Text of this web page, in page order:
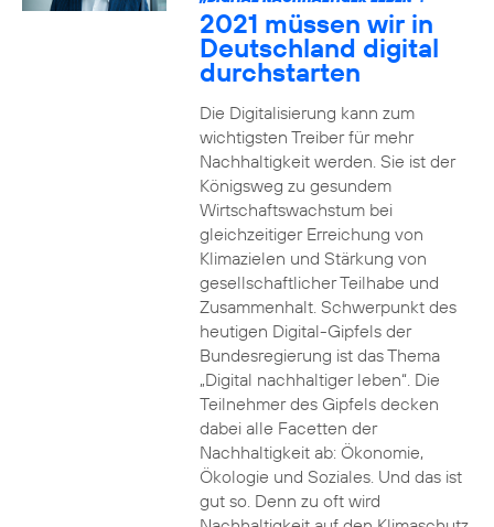
2021 müssen wir in
Deutschland digital
durchstarten
Die Digitalisierung kann zum
wichtigsten Treiber für mehr
Nachhaltigkeit werden. Sie ist der
Königsweg zu gesundem
Wirtschaftswachstum bei
gleichzeitiger Erreichung von
Klimazielen und Stärkung von
gesellschaftlicher Teilhabe und
Zusammenhalt. Schwerpunkt des
heutigen Digital-Gipfels der
Bundesregierung ist das Thema
„Digital nachhaltiger leben“. Die
Teilnehmer des Gipfels decken
dabei alle Facetten der
Nachhaltigkeit ab: Ökonomie,
Ökologie und Soziales. Und das ist
gut so. Denn zu oft wird